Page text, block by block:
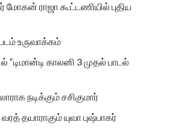
மோகன் ராஜா கூட்டணியில் புதிய
உருவாக்கம்
“டிமான்டி காலனி 3 முதல் பாடல்
நடிக்கும் சசிகுமார்
தயாராகும் யுவா புஷ்பாகர்